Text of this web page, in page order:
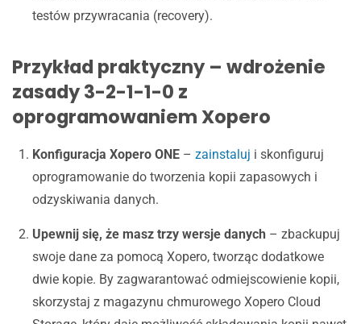
testów przywracania (recovery).
Przykład praktyczny – wdrożenie
zasady 3-2-1-1-0 z
oprogramowaniem Xopero
Konfiguracja Xopero ONE – zainstaluj i skonfiguruj
oprogramowanie do tworzenia kopii zapasowych i
odzyskiwania danych.
Upewnij się, że masz trzy wersje danych – zbackupuj
swoje dane za pomocą Xopero, tworząc dodatkowe
dwie kopie. By zagwarantować odmiejscowienie kopii,
skorzystaj z magazynu chmurowego Xopero Cloud